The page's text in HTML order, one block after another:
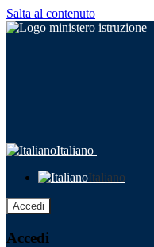
Salta al contenuto
Italiano
Italiano
Accedi
Accedi